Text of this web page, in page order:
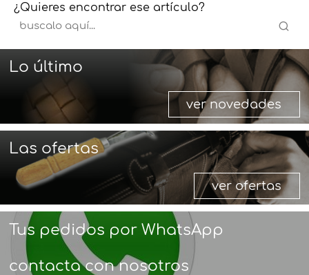
¿Quieres encontrar ese artículo?
Lo último
ver novedades
Las ofertas
ver ofertas
Tus pedidos por WhatsApp
contacta con nosotros